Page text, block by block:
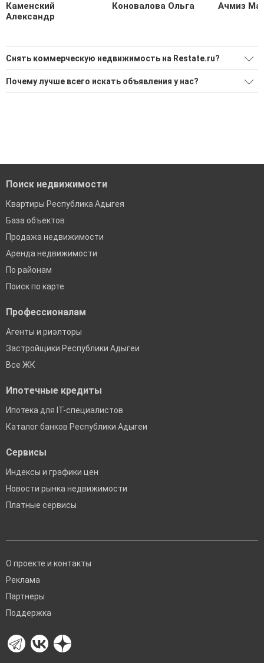
Каменский
Александр
Коновалова Ольга Ачмиз
Снять коммерческую недвижимость на Restate.ru?
Ищите, как Снять коммерческую недвижимость?
4 актуальных и проверенных объявления
Почему лучше всего искать объявления у нас?
Поиск недвижимости
Квартиры Республика Адыгея
База объектов
Продажа недвижимости
Аренда недвижимости
По районам
Поиск по карте
Профессионалам
Агенты и риэлторы
Застройщики Республики Адыгеи
Все ЖК
Ипотечные кредиты
Ипотека для IT-специалистов
Каталог банков Республики Адыгеи
Сервисы
Индексы и графики цен
Новости рынка недвижимости
Платные сервисы
О проекте и контакты
Реклама
Партнеры
Поддержка